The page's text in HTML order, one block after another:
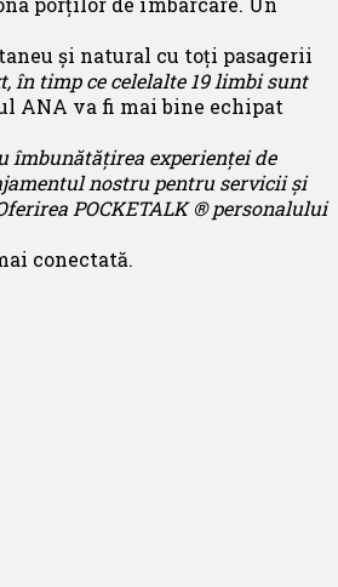
și natural cu toți pasagerii
în timp ce celelalte 19 limbi sunt
ANA va fi mai bine echipat
îmbunătățirea experienței de
nostru pentru servicii și
POCKETALK ® personalului
conectată.